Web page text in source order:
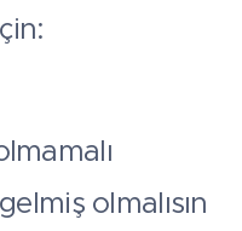
olmalısın